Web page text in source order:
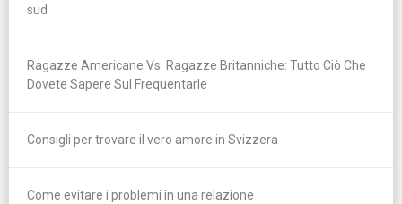
sud
Ragazze Americane Vs. Ragazze Britanniche: Tutto Ciò Che
Dovete Sapere Sul Frequentarle
Consigli per trovare il vero amore in Svizzera
Come evitare i problemi in una relazione